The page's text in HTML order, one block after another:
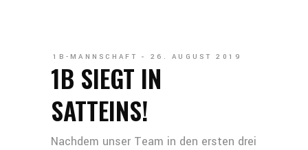
1B-MANNSCHAFT 26. AUGUST 2019
1B SIEGT IN
SATTEINS!
Nachdem unser Team in den ersten drei